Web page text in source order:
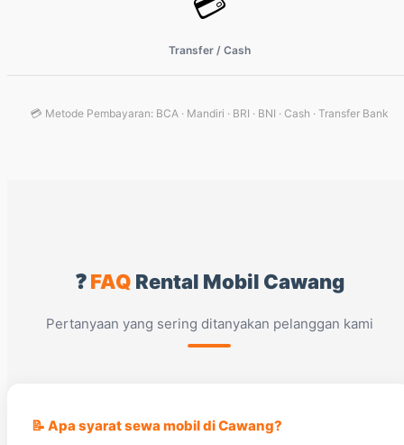
Transfer / Cash
💳 Metode Pembayaran: BCA · Mandiri · BRI · BNI · Cash · Transfer Bank
❓FAQ Rental Mobil Cawang
Pertanyaan yang sering ditanyakan pelanggan kami
📝 Apa syarat sewa mobil di Cawang?